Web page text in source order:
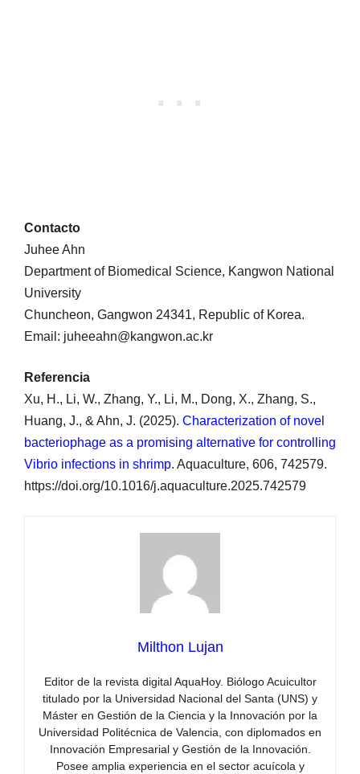
Contacto
Juhee Ahn
Department of Biomedical Science, Kangwon National
University
Chuncheon, Gangwon 24341, Republic of Korea.
Email: juheeahn@kangwon.ac.kr
Referencia
Xu, H., Li, W., Zhang, Y., Li, M., Dong, X., Zhang, S.,
Huang, J., & Ahn, J. (2025). Characterization of novel
bacteriophage as a promising alternative for controlling
Vibrio infections in shrimp. Aquaculture, 606, 742579.
https://doi.org/10.1016/j.aquaculture.2025.742579
Milthon Lujan
Editor de la revista digital AquaHoy. Biólogo Acuicultor
titulado por la Universidad Nacional del Santa (UNS) y
Máster en Gestión de la Ciencia y la Innovación por la
Universidad Politécnica de Valencia, con diplomados en
Innovación Empresarial y Gestión de la Innovación.
Posee amplia experiencia en el sector acuícola y